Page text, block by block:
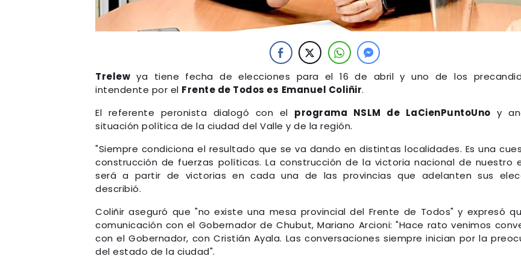
Trelew ya tiene fecha de elecciones para el 16 de abril y uno de los
intendente por el Frente de Todos es Emanuel Coliñir.
El referente peronista dialogó con el programa NSLM de LaCienPuntoUno y
situación política de la ciudad del Valle y de la región.
"Siempre condiciona el resultado que se va dando en distintas localidades. Es una
construcción de fuerzas políticas. La construcción de la victoria nacional de nuestro
será a partir de victorias en cada una de las provincias que adelanten sus
describió.
Coliñir aseguró que "no existe una mesa provincial del Frente de Todos" y expresó
comunicación con el Gobernador de Chubut, Mariano Arcioni: "Hace rato venimos
con el Gobernador, con Cristián Ayala. Las conversaciones siempre inician por la
del estado de la ciudad".